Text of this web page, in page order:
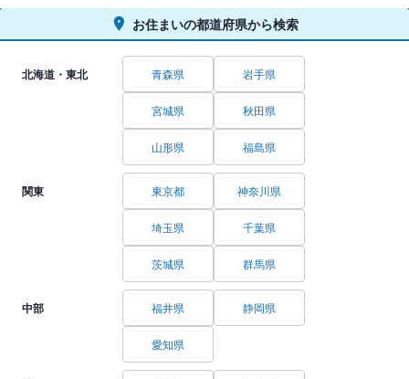
お住まいの都道府県から検索
北海道・東北 青森県 岩手県
宮城県 秋田県
山形県 福島県
関東 東京都 神奈川県
埼玉県 千葉県
茨城県 群馬県
中部 福井県 静岡県
愛知県